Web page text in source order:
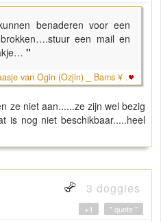
benaderen voor een
een mail en
"
van Ogin (Ozjin) _ Bams ¥ .
ze niet aan......ze zijn wel bezig
is nog niet beschikbaar.....heel
3 doggies
" quote "
+1